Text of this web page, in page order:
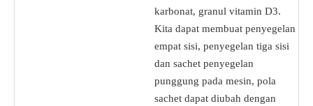
karbonat, granul vitamin D3.
Kita dapat membuat penyegelan
empat sisi, penyegelan tiga sisi
dan sachet penyegelan
punggung pada mesin, pola
sachet dapat diubah dengan